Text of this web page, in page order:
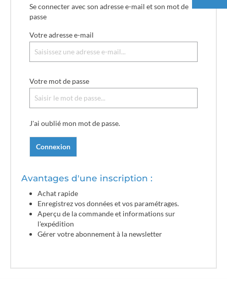
Se connecter avec son adresse e-mail et son mot de
passe
Votre adresse e-mail
Votre mot de passe
J'ai oublié mon mot de passe.
Connexion
Avantages d'une inscription :
Achat rapide
Enregistrez vos données et vos paramétrages.
Aperçu de la commande et informations sur
l'expédition
Gérer votre abonnement à la newsletter